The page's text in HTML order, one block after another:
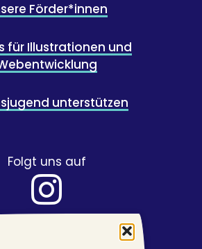
Förder*innen
für Illustrationen und
unterstützen
Folgt uns auf